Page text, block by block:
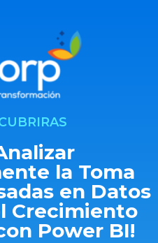
la Toma
en Datos
Crecimiento
Power BI!